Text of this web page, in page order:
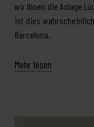
wir Ihnen die Anlage
ist dies
Barcelona.
Mehr lesen